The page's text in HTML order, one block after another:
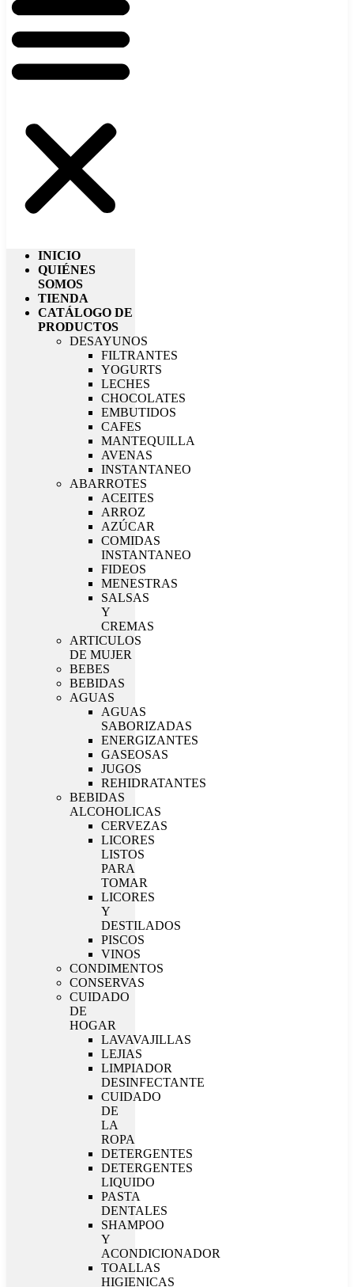
INICIO
QUIÉNES
SOMOS
TIENDA
CATÁLOGO DE
PRODUCTOS
DESAYUNOS
FILTRANTES
YOGURTS
LECHES
CHOCOLATES
EMBUTIDOS
CAFES
MANTEQUILLA
AVENAS
INSTANTANEO
ABARROTES
ACEITES
ARROZ
AZÚCAR
COMIDAS
INSTANTANEO
FIDEOS
MENESTRAS
SALSAS
Y
CREMAS
ARTICULOS
DE MUJER
BEBES
BEBIDAS
AGUAS
AGUAS
SABORIZADAS
ENERGIZANTES
GASEOSAS
JUGOS
REHIDRATANTES
BEBIDAS
ALCOHOLICAS
CERVEZAS
LICORES
LISTOS
PARA
TOMAR
LICORES
Y
DESTILADOS
PISCOS
VINOS
CONDIMENTOS
CONSERVAS
CUIDADO
DE
HOGAR
LAVAVAJILLAS
LEJIAS
LIMPIADOR
DESINFECTANTE
CUIDADO
DE
LA
ROPA
DETERGENTES
DETERGENTES
LIQUIDO
PASTA
DENTALES
SHAMPOO
Y
ACONDICIONADOR
TOALLAS
HIGIENICAS